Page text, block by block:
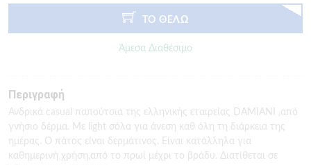
ΤΟ ΘΕΛΩ
Άμεσα Διαθέσιμο
Περιγραφή
Ανδρικά casual παπούτσια της ελληνικής εταιρείας DAMIANI ,από
γνήσιο δέρμα. Με light σόλα για άνεση καθ όλη τη διάρκεια της
ημέρας. Ο πάτος είναι δερμάτινος. Είναι κατάλληλα για
καθημερινή χρήση,από το πρωί μέχρι το βράδυ. Διατίθεται σε